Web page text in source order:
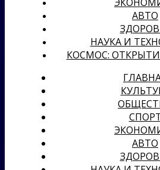
АВТО
НАУКА И
КОСМОС:
АВТО